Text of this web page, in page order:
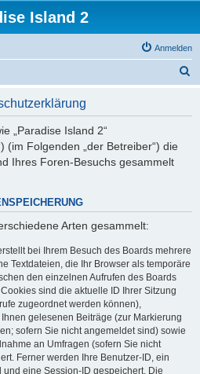
Island 2
Anmelden
„Paradise Island 2“
(im Folgenden „der Betreiber“) die
Ihres Foren-Besuchs gesammelt
Arten gesammelt:
bei Ihrem Besuch des Boards mehrere
Textdateien, die Ihr Browser als temporäre
den einzelnen Aufrufen des Boards
sind die aktuelle ID Ihrer Sitzung
zugeordnet werden können),
gelesenen Beiträge (zur Markierung
sofern Sie nicht angemeldet sind) sowie
an Umfragen (sofern Sie nicht
Ferner werden Ihre Benutzer-ID, ein
eine Session-ID gespeichert. Die